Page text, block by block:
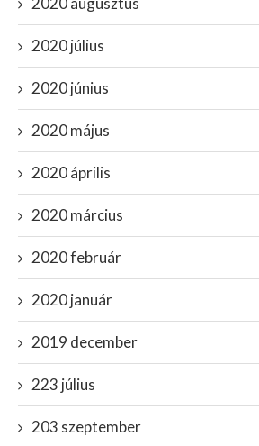
2020 július
2020 június
2020 május
2020 április
2020 március
2020 február
2020 január
2019 december
223 július
203 szeptember